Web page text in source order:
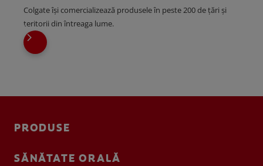
Colgate își comercializează produsele în peste 200 de țări și
teritorii din întreaga lume.
PRODUSE
SĂNĂTATE ORALĂ